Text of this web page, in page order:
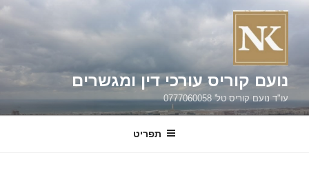
נועם קוריס עורכי דין ומגשרים
עו"ד נועם קוריס טל' 0777060058
תפריט